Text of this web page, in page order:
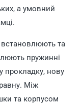
а умовний
встановлюють та
пружинні
прокладку, нову
Між
та корпусом